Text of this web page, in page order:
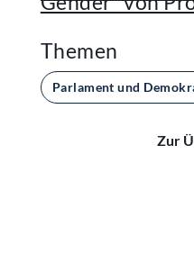
Themen
Parlament und
Zur